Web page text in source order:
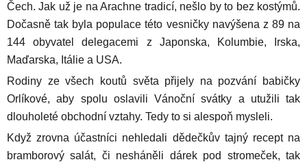
Čech. Jak už je na Arachne tradicí, nešlo by to bez kostýmů.
Dočasně tak byla populace této vesničky navýšena z 89 na
144 obyvatel delegacemi z Japonska, Kolumbie, Irska,
Maďarska, Itálie a USA.
Rodiny ze všech koutů světa přijely na pozvání babičky
Orlíkové, aby spolu oslavili Vánoční svátky a utužili tak
dlouholeté obchodní vztahy. Tedy to si alespoň mysleli.
Když zrovna účastníci nehledali dědečkův tajný recept na
bramborový salát, či nesháněli dárek pod stromeček, tak